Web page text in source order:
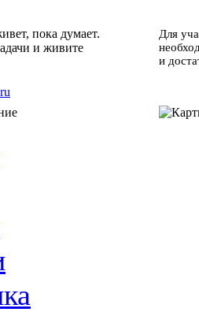
пока думает.
и живите
Для
и